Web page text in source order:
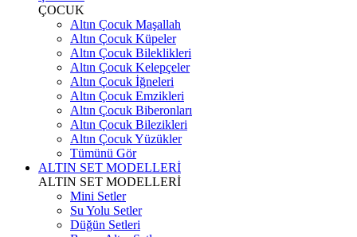
ÇOCUK
Altın Çocuk Maşallah
Altın Çocuk Küpeler
Altın Çocuk Bileklikleri
Altın Çocuk Kelepçeler
Altın Çocuk İğneleri
Altın Çocuk Emzikleri
Altın Çocuk Biberonları
Altın Çocuk Bilezikleri
Altın Çocuk Yüzükler
Tümünü Gör
ALTIN SET MODELLERİ
ALTIN SET MODELLERİ
Mini Setler
Su Yolu Setler
Düğün Setleri